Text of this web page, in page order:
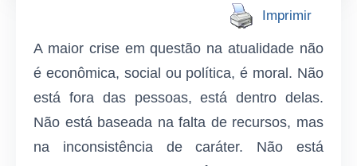
Imprimir
A maior crise em questão na atualidade não
é econômica, social ou política, é moral. Não
está fora das pessoas, está dentro delas.
Não está baseada na falta de recursos, mas
na inconsistência de caráter. Não está